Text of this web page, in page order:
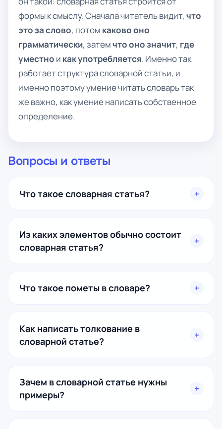
формы к смыслу. Сначала читатель видит, что
это за слово, потом каково оно
грамматически, затемчто оно значит, где
уместно и как употребляется. Именно так
работает структура словарной статьи, и
именно поэтому умение читать словарь так
же важно, как умение написать собственное
определение.
Вопросы и ответы
Что такое словарная статья?
Из каких элементов обычно состоит
словарная статья?
Что такое пометы в словаре?
Как написать толкование в
словарной статье?
Зачем в словарной статье нужны
примеры?